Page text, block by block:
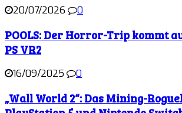
20/07/2026 0
POOLS: Der Horror-Trip kommt
PS VR2
16/09/2025 0
„Wall World 2“: Das Mining-